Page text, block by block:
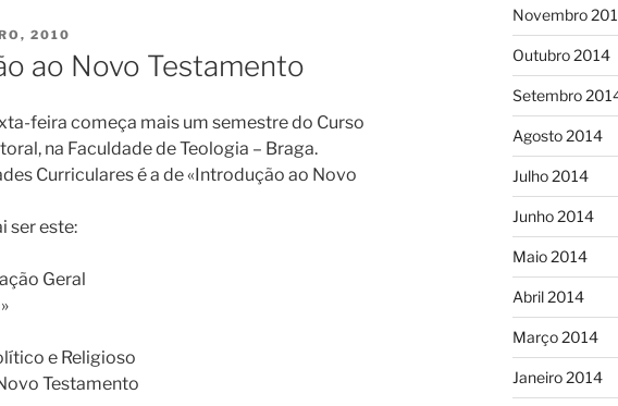
2010
ao Novo Testamento
feira começa mais um semestre do Curso
na Faculdade de Teologia – Braga.
Curriculares é a de «Introdução ao Novo
ser este:
Geral
e Religioso
Testamento
Novembro
Outubro 2014
Setembro
Agosto 2014
Julho 2014
Junho 2014
Maio 2014
Abril 2014
Março 2014
Janeiro 2014